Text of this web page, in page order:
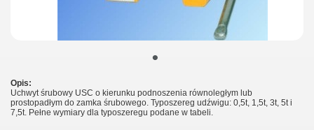
•
Opis:
Uchwyt śrubowy USC o kierunku podnoszenia równoległym lub
prostopadłym do zamka śrubowego. Typoszereg udźwigu: 0,5t, 1,5t, 3t, 5t i
7,5t. Pełne wymiary dla typoszeregu podane w tabeli.